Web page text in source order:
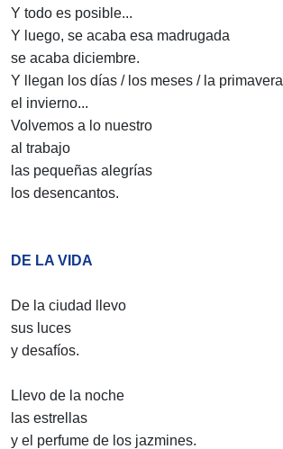
Y todo es posible...
Y luego, se acaba esa madrugada
se acaba diciembre.
Y llegan los días / los meses / la primavera
el invierno...
Volvemos a lo nuestro
al trabajo
las pequeñas alegrías
los desencantos.
DE LA VIDA
De la ciudad llevo
sus luces
y desafíos.
Llevo de la noche
las estrellas
y el perfume de los jazmines.